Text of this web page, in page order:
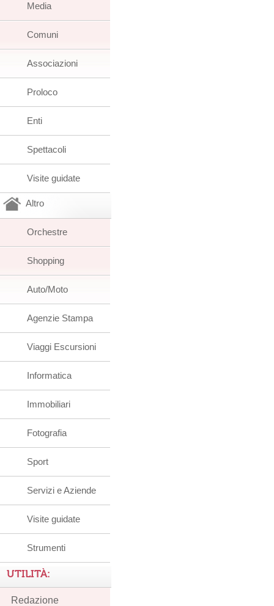
Media
Comuni
Associazioni
Proloco
Enti
Spettacoli
Visite guidate
Altro
Orchestre
Shopping
Auto/Moto
Agenzie Stampa
Viaggi Escursioni
Informatica
Immobiliari
Fotografia
Sport
Servizi e Aziende
Visite guidate
Strumenti
UTILITÀ:
Redazione